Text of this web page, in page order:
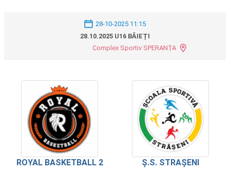
28-10-2025 11:15
28.10.2025 U16 BĂIEȚI
Complex Sportiv SPERANȚA
ROYAL BASKETBALL 2 Ș.S. STRAȘENI